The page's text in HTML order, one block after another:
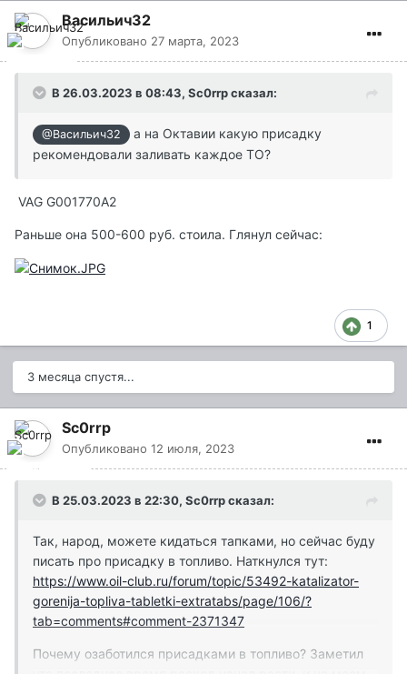
Васильич32
Опубликовано 27 марта, 2023
В 26.03.2023 в 08:43, Sc0rrpсказал:
@Васильич32
а на Октавии какую присадку
рекомендовали заливать каждое ТО?
VAG G001770A2
Раньше она 500-600 руб. стоила. Глянул сейчас:
1
3 месяца спустя...
Sc0rrp
Опубликовано 12 июля, 2023
В 25.03.2023 в 22:30, Sc0rrpсказал:
Так, народ, можете кидаться тапками, но сейчас буду
писать про присадку в топливо. Наткнулся тут:
https://www.oil-club.ru/forum/topic/53492-katalizator-
gorenija-topliva-tabletki-extratabs/page/106/?
tab=comments#comment-2371347
Почему озаботился присадками в топливо? Заметил